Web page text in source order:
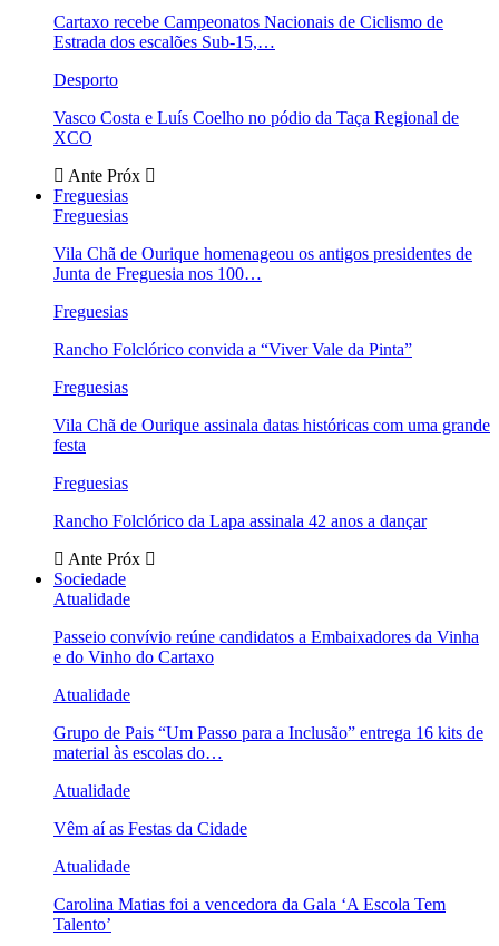
Cartaxo recebe Campeonatos Nacionais de Ciclismo de
Estrada dos escalões Sub-15,…
Desporto
Vasco Costa e Luís Coelho no pódio da Taça Regional de
XCO
Ante Próx
Freguesias
Freguesias
Vila Chã de Ourique homenageou os antigos presidentes de
Junta de Freguesia nos 100…
Freguesias
Rancho Folclórico convida a “Viver Vale da Pinta”
Freguesias
Vila Chã de Ourique assinala datas históricas com uma grande
festa
Freguesias
Rancho Folclórico da Lapa assinala 42 anos a dançar
Ante Próx
Sociedade
Atualidade
Passeio convívio reúne candidatos a Embaixadores da Vinha
e do Vinho do Cartaxo
Atualidade
Grupo de Pais “Um Passo para a Inclusão” entrega 16 kits de
material às escolas do…
Atualidade
Vêm aí as Festas da Cidade
Atualidade
Carolina Matias foi a vencedora da Gala ‘A Escola Tem
Talento’